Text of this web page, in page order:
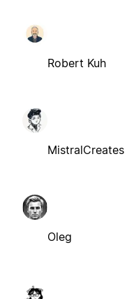
Robert Kuh
MistralCreates
Oleg